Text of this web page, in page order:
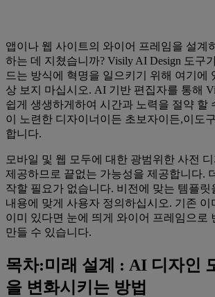
앱이나 웹 사이트의 와이어 프레임을 설계
하는 데 지쳤습니까? Visily AI Design 도구
드는 방식에 혁명을 일으키기 위해 여기에
상 보지 마십시오. AI 기반 편집자를 통해
쉽게 생생하게하여 시간과 노력을 절약 할
이 노련한 디자이너이든 초보자이든,이도
합니다.
모바일 및 웹 모두에 대한 광범위한 사전
제공하므로 끝없는 가능성을 제공합니다.
작할 필요가 없습니다. 비전에 맞는 템플릿
내용에 맞게 사용자 정의하십시오. 기존 이
이미 있다면 눈에 띄게 와이어 프레임으로
만들 수 있습니다.
목차:미래 설계 : AI 디자인
을 변화시키는 방법